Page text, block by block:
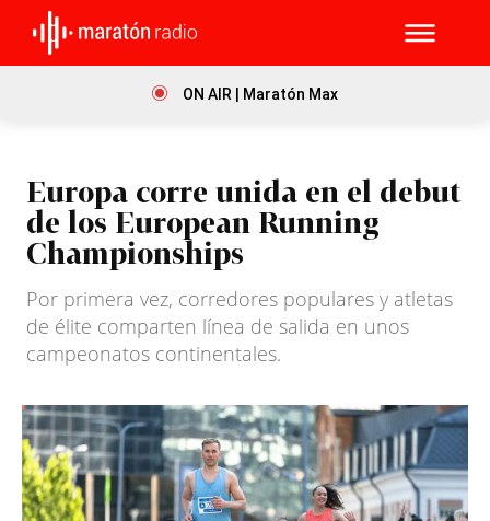
ON AIR | Maratón Max
Europa corre unida en el debut
de los European Running
Championships
Por primera vez, corredores populares y atletas
de élite comparten línea de salida en unos
campeonatos continentales.